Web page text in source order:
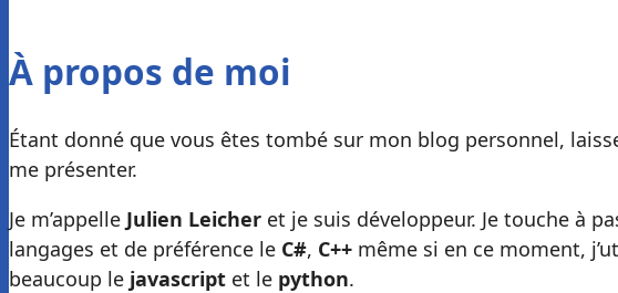
À propos de moi
Étant donné que vous êtes tombé sur mon blog personnel,
me présenter.
Je m’appelle Julien Leicher et je suis développeur. Je touche à
langages et de préférence le C#, C++ même si en ce moment,
beaucoup le javascript et le python.